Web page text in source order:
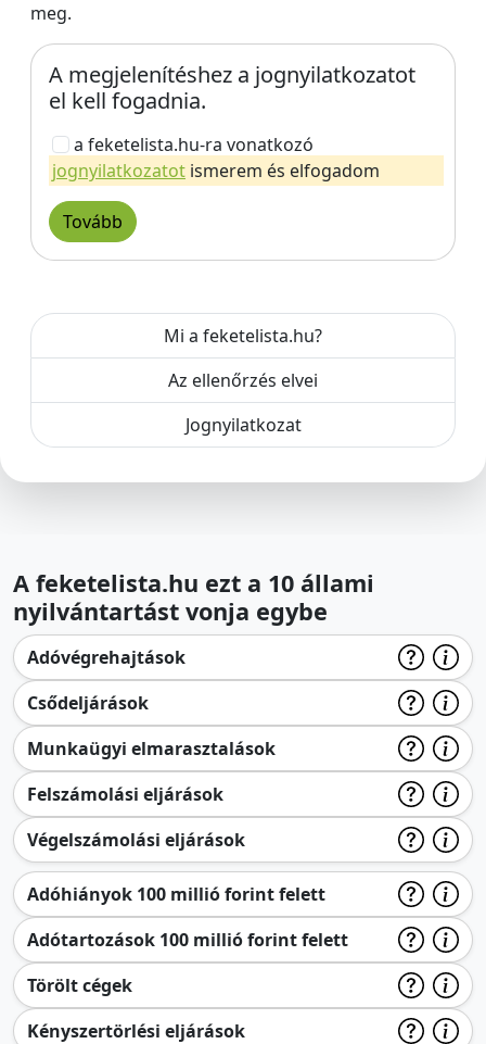
meg.
A megjelenítéshez a jognyilatkozatot
el kell fogadnia.
a feketelista.hu-ra vonatkozó
jognyilatkozatot ismerem és elfogadom
Tovább
Mi a feketelista.hu?
Az ellenőrzés elvei
Jognyilatkozat
A feketelista.hu ezt a 10 állami
nyilvántartást vonja egybe
Adóvégrehajtások
Csődeljárások
Munkaügyi elmarasztalások
Felszámolási eljárások
Végelszámolási eljárások
Adóhiányok 100 millió forint felett
Adótartozások 100 millió forint felett
Törölt cégek
Kényszertörlési eljárások